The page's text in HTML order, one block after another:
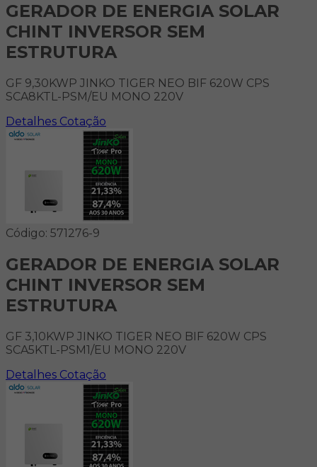
GERADOR DE ENERGIA SOLAR
CHINT INVERSOR SEM
ESTRUTURA
GF 9,30KWP JINKO TIGER NEO BIF 620W CPS
SCA8KTL-PSM/EU MONO 220V
Detalhes Cotação
Código: 571276-9
GERADOR DE ENERGIA SOLAR
CHINT INVERSOR SEM
ESTRUTURA
GF 3,10KWP JINKO TIGER NEO BIF 620W CPS
SCA5KTL-PSM1/EU MONO 220V
Detalhes Cotação